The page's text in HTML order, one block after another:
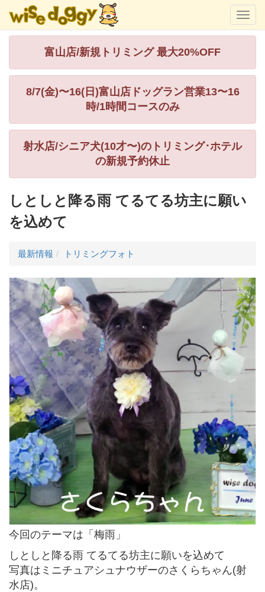
富山店/新規トリミング 最大20%OFF
8/7(金)〜16(日)富山店ドッグラン営業13〜16
時/1時間コースのみ
射水店/シニア犬(10才〜)のトリミング･ホテル
の新規予約休止
しとしと降る雨 てるてる坊主に願い
を込めて
最新情報 トリミングフォト
今回のテーマは「梅雨」
しとしと降る雨 てるてる坊主に願いを込めて
写真はミニチュアシュナウザーのさくらちゃん(射
水店)。